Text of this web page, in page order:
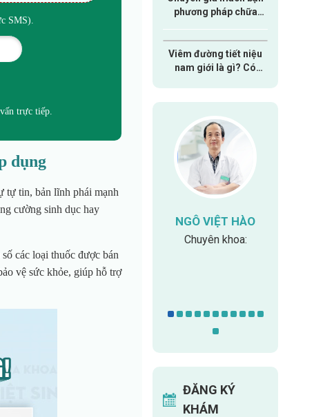
SMS).
trực tiếp.
dụng
tự tin, bản lĩnh phái mạnh
cường sinh dục hay
các loại thuốc được bán
vệ sức khỏe, giúp hỗ trợ
phương pháp chữa
dành cho nam giới
Viêm đường tiết niệu
nam giới là gì? Có
HỐT
khoa:
BÁC SĨ CKI
BÙI THỊ
ĐĂNG KÝ
KHÁM